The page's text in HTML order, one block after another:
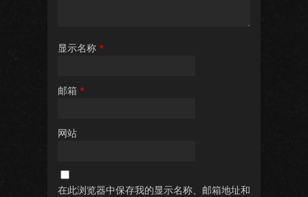
显示名称 *
邮箱 *
网站
在此浏览器中保存我的显示名称、邮箱地址和